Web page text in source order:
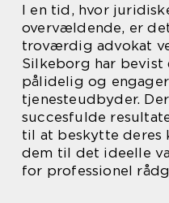
I en tid, hvor
overvældende, er
troværdig advokat
Silkeborg har bevist
pålidelig og
tjenesteudbyder.
succesfulde
til at beskytte deres
dem til det ideelle
for professionel